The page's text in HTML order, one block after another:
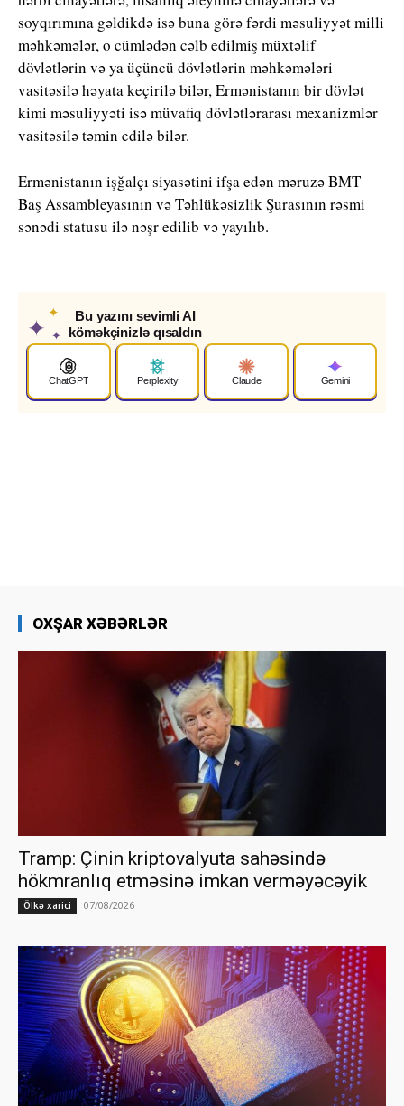
soyqırımına gəldikdə isə buna görə fərdi məsuliyyət milli
məhkəmələr, o cümlədən cəlb edilmiş müxtəlif
dövlətlərin və ya üçüncü dövlətlərin məhkəmələri
vasitəsilə həyata keçirilə bilər, Ermənistanın bir dövlət
kimi məsuliyyəti isə müvafiq dövlətlərarası mexanizmlər
vasitəsilə təmin edilə bilər.
Ermənistanın işğalçı siyasətini ifşa edən məruzə BMT
Baş Assambleyasının və Təhlükəsizlik Şurasının rəsmi
sənədi statusu ilə nəşr edilib və yayılıb.
✦
✦
✦
Bu yazını sevimli AI
köməkçinizlə qısaldın
ChatGPT Perplexity Claude Gemini
OXŞAR XƏBƏRLƏR
Tramp: Çinin kriptovalyuta sahəsində
hökmranlıq etməsinə imkan verməyəcəyik
Ölkə xarici 07/08/2026